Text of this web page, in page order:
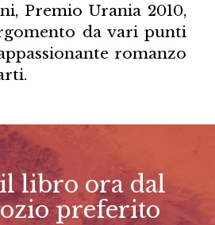
Premio Urania 2010,
da vari punti
romanzo
libro ora dal
preferito